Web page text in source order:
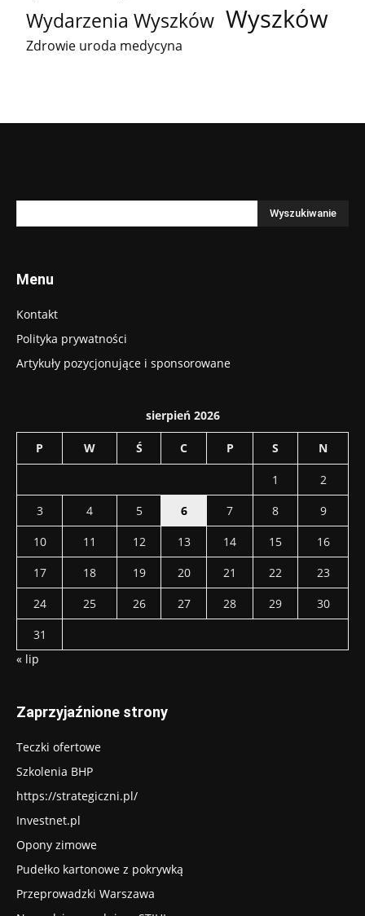
Wydarzenia Wyszków Wyszków
Zdrowie uroda medycyna
Menu
Kontakt
Polityka prywatności
Artykuły pozycjonujące i sponsorowane
sierpień 2026
P W Ś C P S N
1
2
3
4 5 6 7 8
9
10
11 12 13 14 15
16
17
18 19 20 21 22
23
24
25 26 27 28 29
30
31
« lip
Zaprzyjaźnione strony
Teczki ofertowe
Szkolenia BHP
https://strategiczni.pl/
Investnet.pl
Opony zimowe
Pudełko kartonowe z pokrywką
Przeprowadzki Warszawa